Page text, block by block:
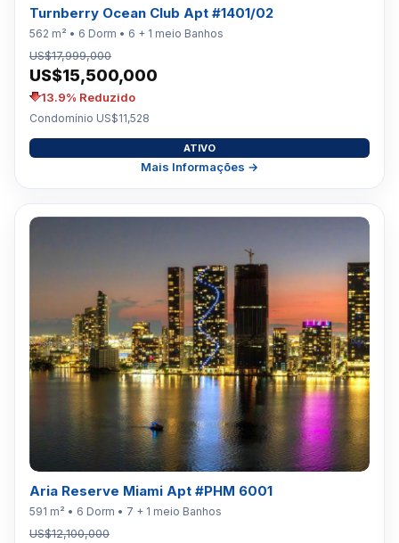
Turnberry Ocean Club Apt #1401/02
562 m² • 6 Dorm • 6 + 1 meio Banhos
US$17,999,000
US$15,500,000
13.9% Reduzido
Condomínio US$11,528
ATIVO
Mais Informações →
Aria Reserve Miami Apt #PHM 6001
591 m² • 6 Dorm • 7 + 1 meio Banhos
US$12,100,000